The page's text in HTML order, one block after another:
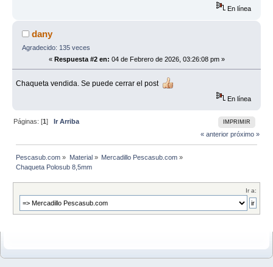
En línea
dany
Agradecido: 135 veces
« Respuesta #2 en: 04 de Febrero de 2026, 03:26:08 pm »
Chaqueta vendida. Se puede cerrar el post
En línea
IMPRIMIR
Páginas: [1]Ir Arriba
« anterior próximo »
Pescasub.com » Material» Mercadillo Pescasub.com»
Chaqueta Polosub 8,5mm
Ir a: